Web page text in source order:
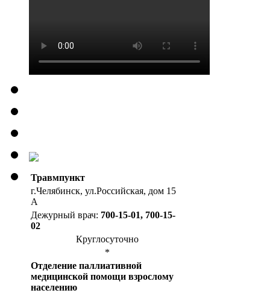
Травмпункт
г.Челябинск, ул.Российская, дом 15
А
Дежурный врач: 700-15-01, 700-15-
02
Круглосуточно
*
Отделение паллиативной
медицинской помощи взрослому
населению